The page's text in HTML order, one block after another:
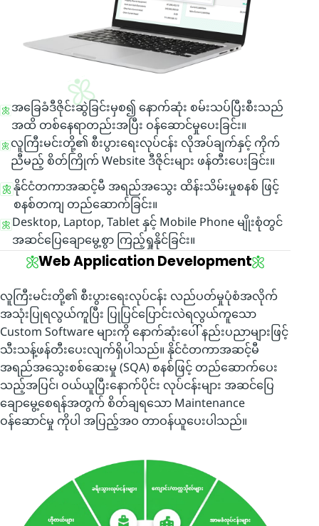
အခြေခံဒီဇိုင်းဆွဲခြင်းမှစ၍ နောက်ဆုံး စမ်းသပ်ပြီးစီးသည်
အထိ တစ်နေရာတည်းအပြီး ဝန်ဆောင်မှုပေးခြင်း။
လူကြီးမင်းတို့၏ စီးပွားရေးလုပ်ငန်း လိုအပ်ချက်နှင့် ကိုက်
ညီမည့် စိတ်ကြိုက် Website ဒီဇိုင်းများ ဖန်တီးပေးခြင်း။
နိုင်ငံတကာအဆင့်မီ အရည်အသွေး ထိန်းသိမ်းမှုစနစ် ဖြင့်
စနစ်တကျ တည်ဆောက်ခြင်း။
Desktop, Laptop, Tablet နှင့် Mobile Phone မျိုးစုံတွင်
အဆင်ပြေချောမွေ့စွာ ကြည့်ရှုနိုင်ခြင်း။
Web Application Development
လူကြီးမင်းတို့၏ စီးပွားရေးလုပ်ငန်း လည်ပတ်မှုပုံစံအလိုက်
အသုံးပြုရလွယ်ကူပြီး ပြုပြင်ပြောင်းလဲရလွယ်ကူသော
Custom Software များကို နောက်ဆုံးပေါ် နည်းပညာများဖြင့်
သီးသန့်ဖန်တီးပေးလျက်ရှိပါသည်။ နိုင်ငံတကာအဆင့်မီ
အရည်အသွေးစစ်ဆေးမှု (SQA) စနစ်ဖြင့် တည်ဆောက်ပေး
သည့်အပြင်၊ ဝယ်ယူပြီးနောက်ပိုင်း လုပ်ငန်းများ အဆင်ပြေ
ချောမွေ့စေရန်အတွက် စိတ်ချရသော Maintenance
ဝန်ဆောင်မှု ကိုပါ အပြည့်အဝ တာဝန်ယူပေးပါသည်။